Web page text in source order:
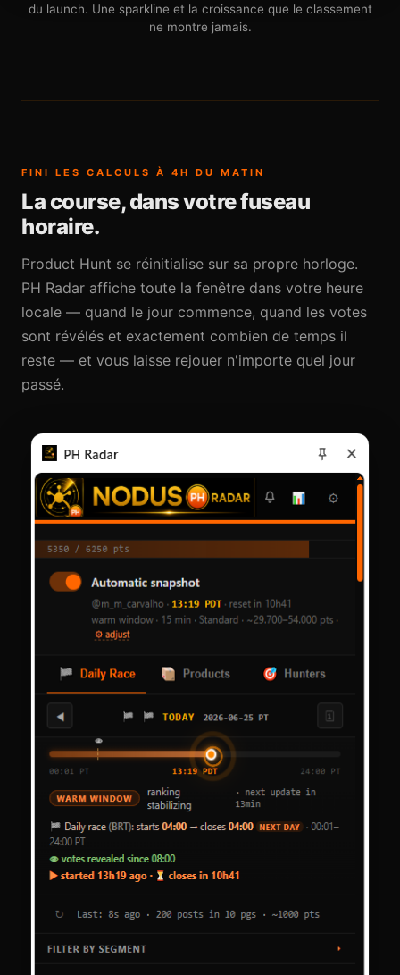
du launch. Une sparkline et la croissance que le classement
ne montre jamais.
FINI LES CALCULS À 4H DU MATIN
La course, dans votre fuseau
horaire.
Product Hunt se réinitialise sur sa propre horloge.
PH Radar affiche toute la fenêtre dans votre heure
locale — quand le jour commence, quand les votes
sont révélés et exactement combien de temps il
reste — et vous laisse rejouer n'importe quel jour
passé.